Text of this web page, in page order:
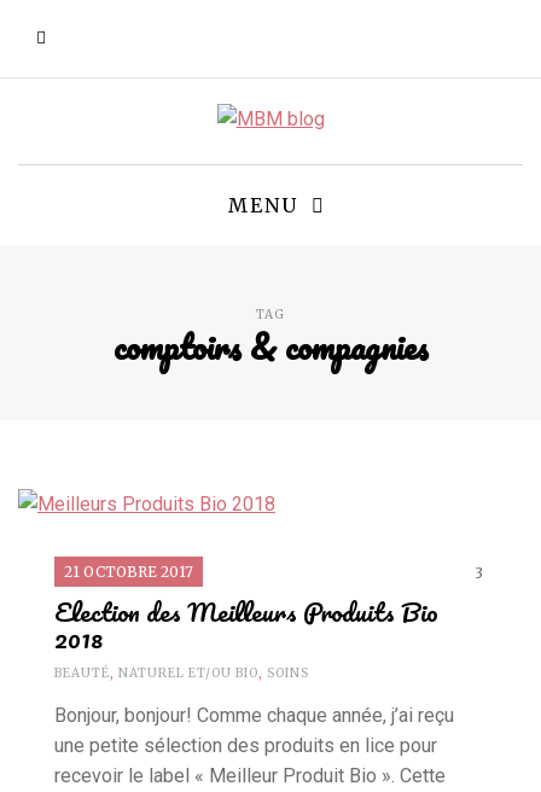
MENU
TAG
comptoirs & compagnies
21 OCTOBRE 2017 3
Election des Meilleurs Produits Bio
2018
BEAUTÉ NATUREL ET/OU BIO SOINS
Bonjour, bonjour! Comme chaque année, j’ai reçu
une petite sélection des produits en lice pour
recevoir le label « Meilleur Produit Bio ». Cette